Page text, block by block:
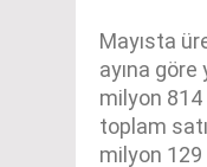
Mayısta
ayına
milyon
toplam
milyon